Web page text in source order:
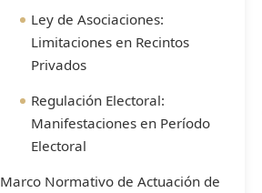
Ley de Asociaciones:
Limitaciones en Recintos
Privados
Regulación Electoral:
Manifestaciones en Período
Electoral
Marco Normativo de Actuación de